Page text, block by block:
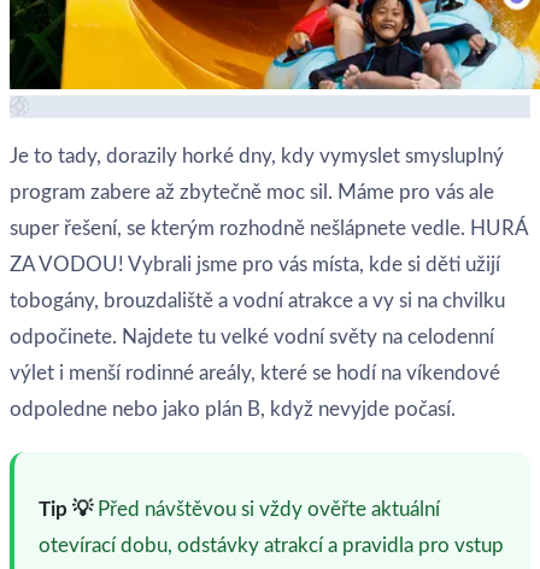
Je to tady, dorazily horké dny, kdy vymyslet smysluplný
program zabere až zbytečně moc sil. Máme pro vás ale
super řešení, se kterým rozhodně nešlápnete vedle. HURÁ
ZA VODOU! Vybrali jsme pro vás místa, kde si děti užijí
tobogány, brouzdaliště a vodní atrakce a vy si na chvilku
odpočinete. Najdete tu velké vodní světy na celodenní
výlet i menší rodinné areály, které se hodí na víkendové
odpoledne nebo jako plán B, když nevyjde počasí.
Tip 💡Před návštěvou si vždy ověřte aktuální
otevírací dobu, odstávky atrakcí a pravidla pro vstup